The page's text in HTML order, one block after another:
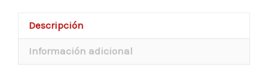
Descripción
Información adicional